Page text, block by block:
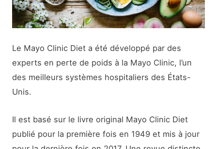
Le Mayo Clinic Diet a été développé par des
experts en perte de poids à la Mayo Clinic, l’un
des meilleurs systèmes hospitaliers des États-
Unis.
Il est basé sur le livre original Mayo Clinic Diet
publié pour la première fois en 1949 et mis à jour